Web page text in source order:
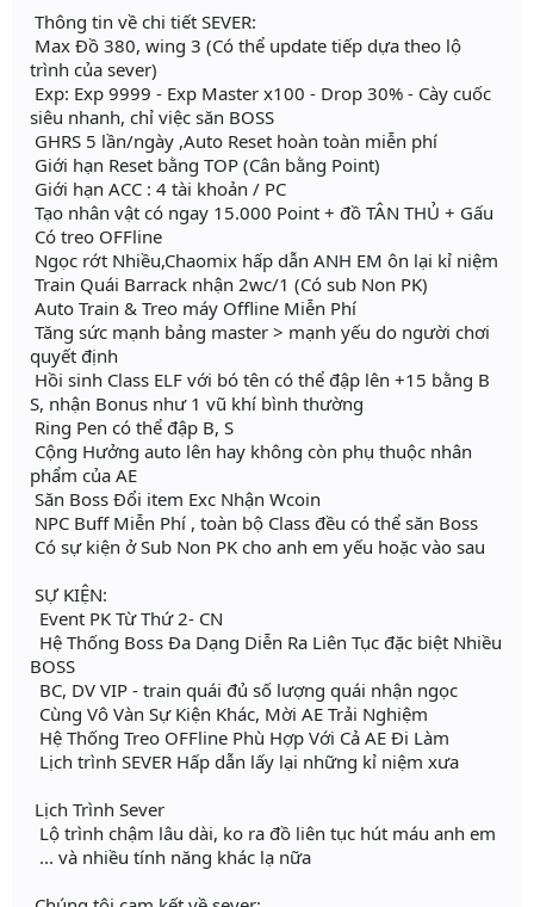
Thông tin về chi tiết SEVER:
Max Đồ 380, wing 3 (Có thể update tiếp dựa theo lộ
trình của sever)
Exp: Exp 9999 - Exp Master x100 - Drop 30% - Cày cuốc
siêu nhanh, chỉ việc săn BOSS
GHRS 5 lần/ngày ,Auto Reset hoàn toàn miễn phí
Giới hạn Reset bằng TOP (Cân bằng Point)
Giới hạn ACC : 4 tài khoản / PC
Tạo nhân vật có ngay 15.000 Point + đồ TÂN THỦ + Gấu
Có treo OFFline
Ngọc rớt Nhiều,Chaomix hấp dẫn ANH EM ôn lại kỉ niệm
Train Quái Barrack nhận 2wc/1 (Có sub Non PK)
Auto Train & Treo máy Offline Miễn Phí
Tăng sức mạnh bảng master > mạnh yếu do người chơi
quyết định
Hồi sinh Class ELF với bó tên có thể đập lên +15 bằng B
S, nhận Bonus như 1 vũ khí bình thường
Ring Pen có thể đập B, S
Cộng Hưởng auto lên hay không còn phụ thuộc nhân
phẩm của AE
Săn Boss Đổi item Exc Nhận Wcoin
NPC Buff Miễn Phí , toàn bộ Class đều có thể săn Boss
Có sự kiện ở Sub Non PK cho anh em yếu hoặc vào sau
SỰ KIỆN:
Event PK Từ Thứ 2- CN
Hệ Thống Boss Đa Dạng Diễn Ra Liên Tục đặc biệt Nhiều
BOSS
BC, DV VIP - train quái đủ số lượng quái nhận ngọc
Cùng Vô Vàn Sự Kiện Khác, Mời AE Trải Nghiệm
Hệ Thống Treo OFFline Phù Hợp Với Cả AE Đi Làm
Lịch trình SEVER Hấp dẫn lấy lại những kỉ niệm xưa
Lịch Trình Sever
Lộ trình chậm lâu dài, ko ra đồ liên tục hút máu anh em
... và nhiều tính năng khác lạ nữa